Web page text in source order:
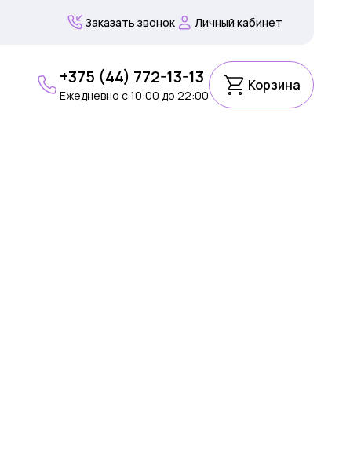
Заказать звонок Личный кабинет
+375 (44) 772-13-13
Ежедневно c 10:00 до 22:00
Корзина